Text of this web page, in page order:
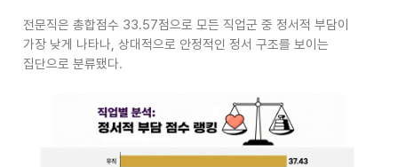
전문직은 총합점수 33.57점으로 모든 직업군 중 정서적 부담이
가장 낮게 나타나, 상대적으로 안정적인 정서 구조를 보이는
집단으로 분류됐다.